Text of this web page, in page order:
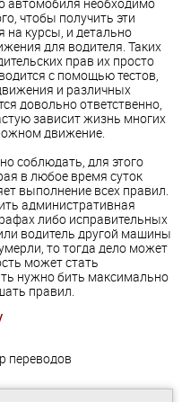
автомобиля необходимо
чтобы получить эти
на курсы, и детально
для водителя. Таких
прав их просто
с помощью тестов,
и различных
довольно ответственно,
зависит жизнь многих
движение.
соблюдать, для этого
в любое время суток
выполнение всех правил.
административная
либо исправительных
водитель другой машины
то тогда дело может
может стать
нужно бить максимально
правил.
переводов